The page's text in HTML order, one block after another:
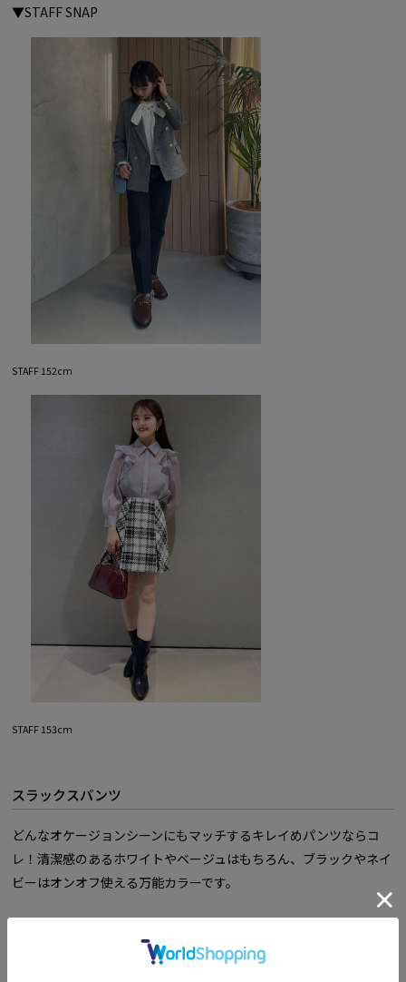
▼STAFF SNAP
STAFF 152cm
STAFF 153cm
スラックスパンツ
どんなオケージョンシーンにもマッチするキレイめパンツならコ
レ！清潔感のあるホワイトやベージュはもちろん、ブラックやネイ
ビーはオンオフ使える万能カラーです。